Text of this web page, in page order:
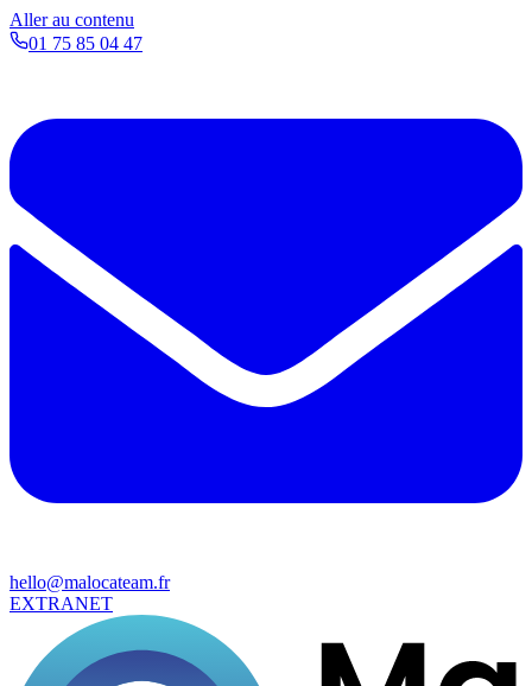
Aller au contenu
01 75 85 04 47
hello@malocateam.fr
EXTRANET